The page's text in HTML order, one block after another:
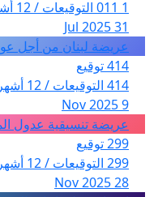
1 011 التوقيعات / 12 أشهر
31 Jul 2025
عريضة لبنان من أجل
414 توقيع
414 التوقيعات / 12 أشهر
9 Nov 2025
عريضة تنسيقية عدول
299 توقيع
299 التوقيعات / 12 أشهر
28 Nov 2025